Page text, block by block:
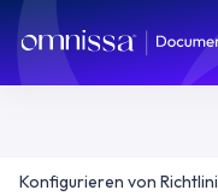
Konfigurieren von